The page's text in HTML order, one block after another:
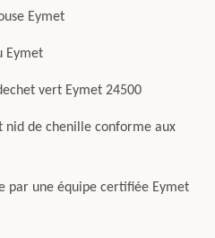
Eymet
Eymet
vert Eymet 24500
nid de chenille conforme aux
par une équipe certifiée Eymet